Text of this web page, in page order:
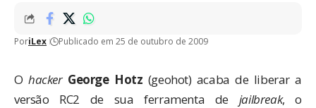
PoriLex Publicado em 25 de outubro de 2009
O hacker George Hotz (geohot) acaba de liberar a
versão RC2 de sua ferramenta de jailbreak, o